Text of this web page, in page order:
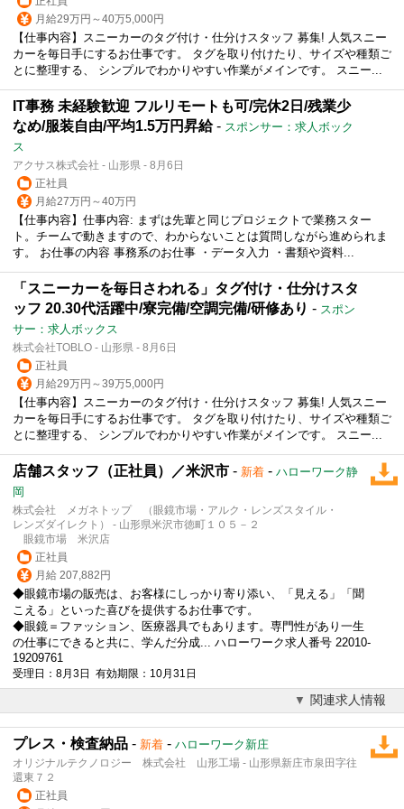
月給29万円～40万5,000円
【仕事内容】スニーカーのタグ付け・仕分けスタッフ 募集! 人気スニー
カーを毎日手にするお仕事です。 タグを取り付けたり、サイズや種類ご
とに整理する、 シンプルでわかりやすい作業がメインです。 スニー...
IT事務 未経験歓迎 フルリモートも可/完休2日/残業少
なめ/服装自由/平均1.5万円昇給- スポンサー：求人ボック
ス
アクサス株式会社 - 山形県 - 8月6日
正社員
月給27万円～40万円
【仕事内容】仕事内容: まずは先輩と同じプロジェクトで業務スター
ト。チームで動きますので、わからないことは質問しながら進められま
す。 お仕事の内容 事務系のお仕事 ・データ入力 ・書類や資料...
「スニーカーを毎日さわれる」タグ付け・仕分けスタ
ッフ 20.30代活躍中/寮完備/空調完備/研修あり - スポン
サー：求人ボックス
株式会社TOBLO - 山形県 - 8月6日
正社員
月給29万円～39万5,000円
【仕事内容】スニーカーのタグ付け・仕分けスタッフ 募集! 人気スニー
カーを毎日手にするお仕事です。 タグを取り付けたり、サイズや種類ご
とに整理する、 シンプルでわかりやすい作業がメインです。 スニー...
店舗スタッフ（正社員）／米沢市 - 新着 - ハローワーク静
岡
株式会社 メガネトップ （眼鏡市場・アルク・レンズスタイル・
レンズダイレクト） - 山形県米沢市徳町１０５－２
眼鏡市場 米沢店
正社員
月給 207,882円
◆眼鏡市場の販売は、お客様にしっかり寄り添い、「見える」「聞
こえる」といった喜びを提供するお仕事です。
◆眼鏡＝ ファッション 、医療器具でもあります。専門性があり一生
の仕事にできると共に、学んだ分成... ハローワーク求人番号 22010-
19209761
受理日：8月3日 有効期限：10月31日
関連求人情報
プレス・検査納品 - 新着 - ハローワーク新庄
オリジナルテクノロジー 株式会社 山形工場 - 山形県新庄市泉田字往
還東７２
正社員